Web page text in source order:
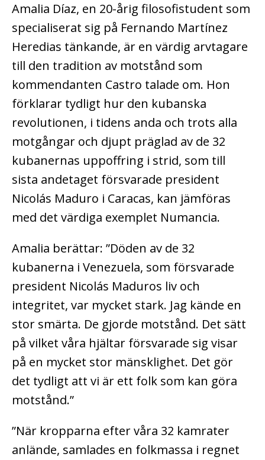
Amalia Díaz, en 20-årig filosofistudent som
specialiserat sig på Fernando Martínez
Heredias tänkande, är en värdig arvtagare
till den tradition av motstånd som
kommendanten Castro talade om. Hon
förklarar tydligt hur den kubanska
revolutionen, i tidens anda och trots alla
motgångar och djupt präglad av de 32
kubanernas uppoffring i strid, som till
sista andetaget försvarade president
Nicolás Maduro i Caracas, kan jämföras
med det värdiga exemplet Numancia.
Amalia berättar: ”Döden av de 32
kubanerna i Venezuela, som försvarade
president Nicolás Maduros liv och
integritet, var mycket stark. Jag kände en
stor smärta. De gjorde motstånd. Det sätt
på vilket våra hjältar försvarade sig visar
på en mycket stor mänsklighet. Det gör
det tydligt att vi är ett folk som kan göra
motstånd.”
”När kropparna efter våra 32 kamrater
anlände, samlades en folkmassa i regnet